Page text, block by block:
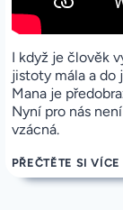
I když je člověk
jistoty mála a do
Mana je
Nyní pro nás
vzácná.
PŘEČTĚTE SI VÍCE